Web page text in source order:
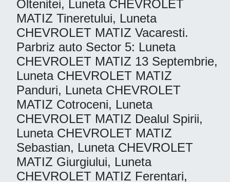
Oltenitei, Luneta CHEVROLET
MATIZ Tineretului, Luneta
CHEVROLET MATIZ Vacaresti.
Parbriz auto Sector 5: Luneta
CHEVROLET MATIZ 13 Septembrie,
Luneta CHEVROLET MATIZ
Panduri, Luneta CHEVROLET
MATIZ Cotroceni, Luneta
CHEVROLET MATIZ Dealul Spirii,
Luneta CHEVROLET MATIZ
Sebastian, Luneta CHEVROLET
MATIZ Giurgiului, Luneta
CHEVROLET MATIZ Ferentari,